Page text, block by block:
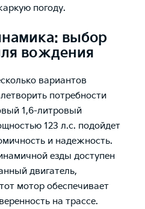
погоду.
выбор
вождения
вариантов
потребности
1,6-литровый
123 л.с. подойдет
и надежность.
езды доступен
двигатель,
мотор обеспечивает
на трассе.